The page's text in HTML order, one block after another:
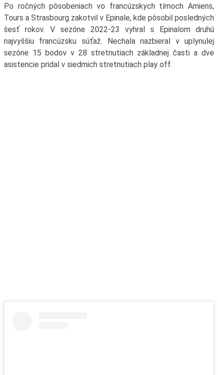
Po ročných pôsobeniach vo francúzskych tímoch Amiens,
Tours a Strasbourg zakotvil v Epinale, kde pôsobil posledných
šesť rokov. V sezóne 2022-23 vyhral s Epinalom druhú
najvyššiu francúzsku súťaž. Nechala nazbieral v uplynulej
sezóne 15 bodov v 28 stretnutiach základnej časti a dve
asistencie pridal v siedmich stretnutiach play off.